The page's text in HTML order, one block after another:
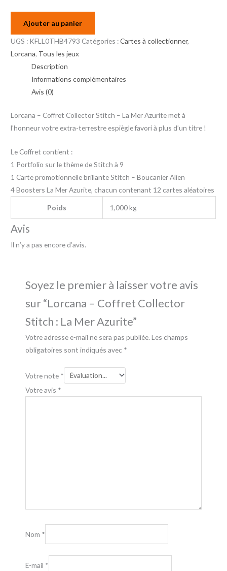
Ajouter au panier
UGS : KFLL0THB4793 Catégories :Cartes à collectionner,
Lorcana, Tous les jeux
Description
Informations complémentaires
Avis (0)
Lorcana – Coffret Collector Stitch – La Mer Azurite met à
l’honneur votre extra-terrestre espiègle favori à plus d’un titre !
Le Coffret contient :
1 Portfolio sur le thème de Stitch à 9
1 Carte promotionnelle brillante Stitch – Boucanier Alien
4 Boosters La Mer Azurite, chacun contenant 12 cartes aléatoires
Poids 1,000 kg
Avis
Il n’y a pas encore d’avis.
Soyez le premier à laisser votre avis
sur “Lorcana – Coffret Collector
Stitch : La Mer Azurite”
Votre adresse e-mail ne sera pas publiée. Les champs
obligatoires sont indiqués avec *
Votre note *
Votre avis *
Nom *
E-mail *